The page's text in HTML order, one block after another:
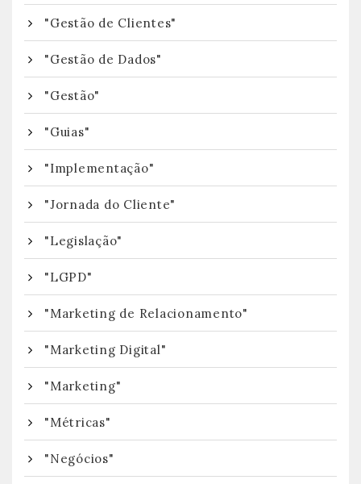
"Gestão de Clientes"
"Gestão de Dados"
"Gestão"
"Guias"
"Implementação"
"Jornada do Cliente"
"Legislação"
"LGPD"
"Marketing de Relacionamento"
"Marketing Digital"
"Marketing"
"Métricas"
"Negócios"